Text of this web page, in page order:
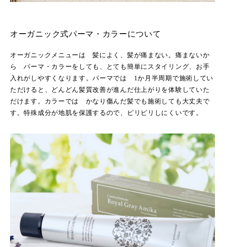
オーガニック式パーマ・カラーについて
オーガニックメニューは 髪によく、髪が痛まない。痛まないか
ら パーマ・カラーをしても、とても簡単にスタイリング、お手
入れがしやすくなります。パーマでは 1か月半周期で施術してい
ただけると、どんどん髪質改善が進んだ仕上がりを体験していた
だけます。カラーでは かなり傷んだ髪でも施術しても大丈夫で
す。特殊成分が地肌を保護するので、ピリピリしにくいです。